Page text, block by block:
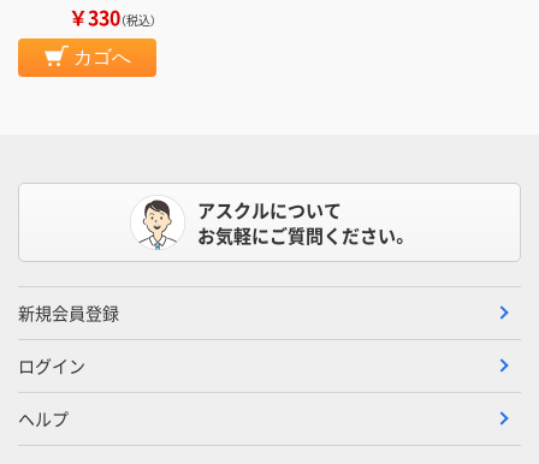
￥330（税込）
カゴへ
アスクルについて
お気軽にご質問ください。
新規会員登録
ログイン
ヘルプ